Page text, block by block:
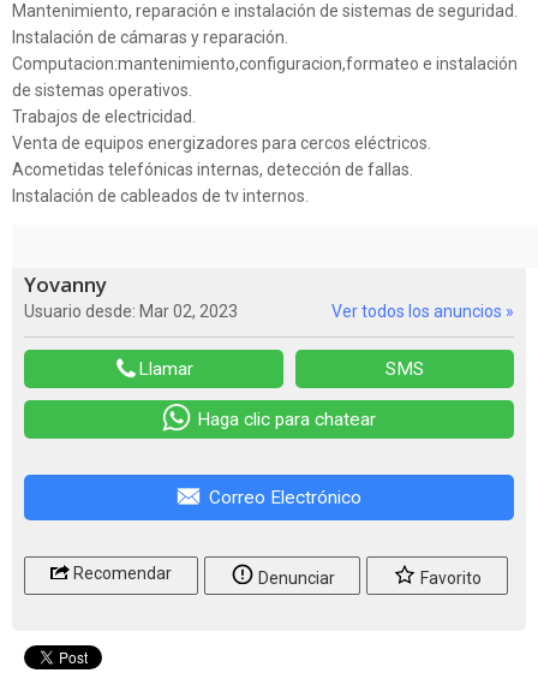
Mantenimiento, reparación e instalación de sistemas de seguridad.
Instalación de cámaras y reparación.
Computacion:mantenimiento,configuracion,formateo e instalación
de sistemas operativos.
Trabajos de electricidad.
Venta de equipos energizadores para cercos eléctricos.
Acometidas telefónicas internas, detección de fallas.
Instalación de cableados de tv internos.
Yovanny
Usuario desde: Mar 02, 2023 Ver todos los anuncios »
Llamar SMS
Haga clic para chatear
Correo Electrónico
Recomendar Denunciar Favorito